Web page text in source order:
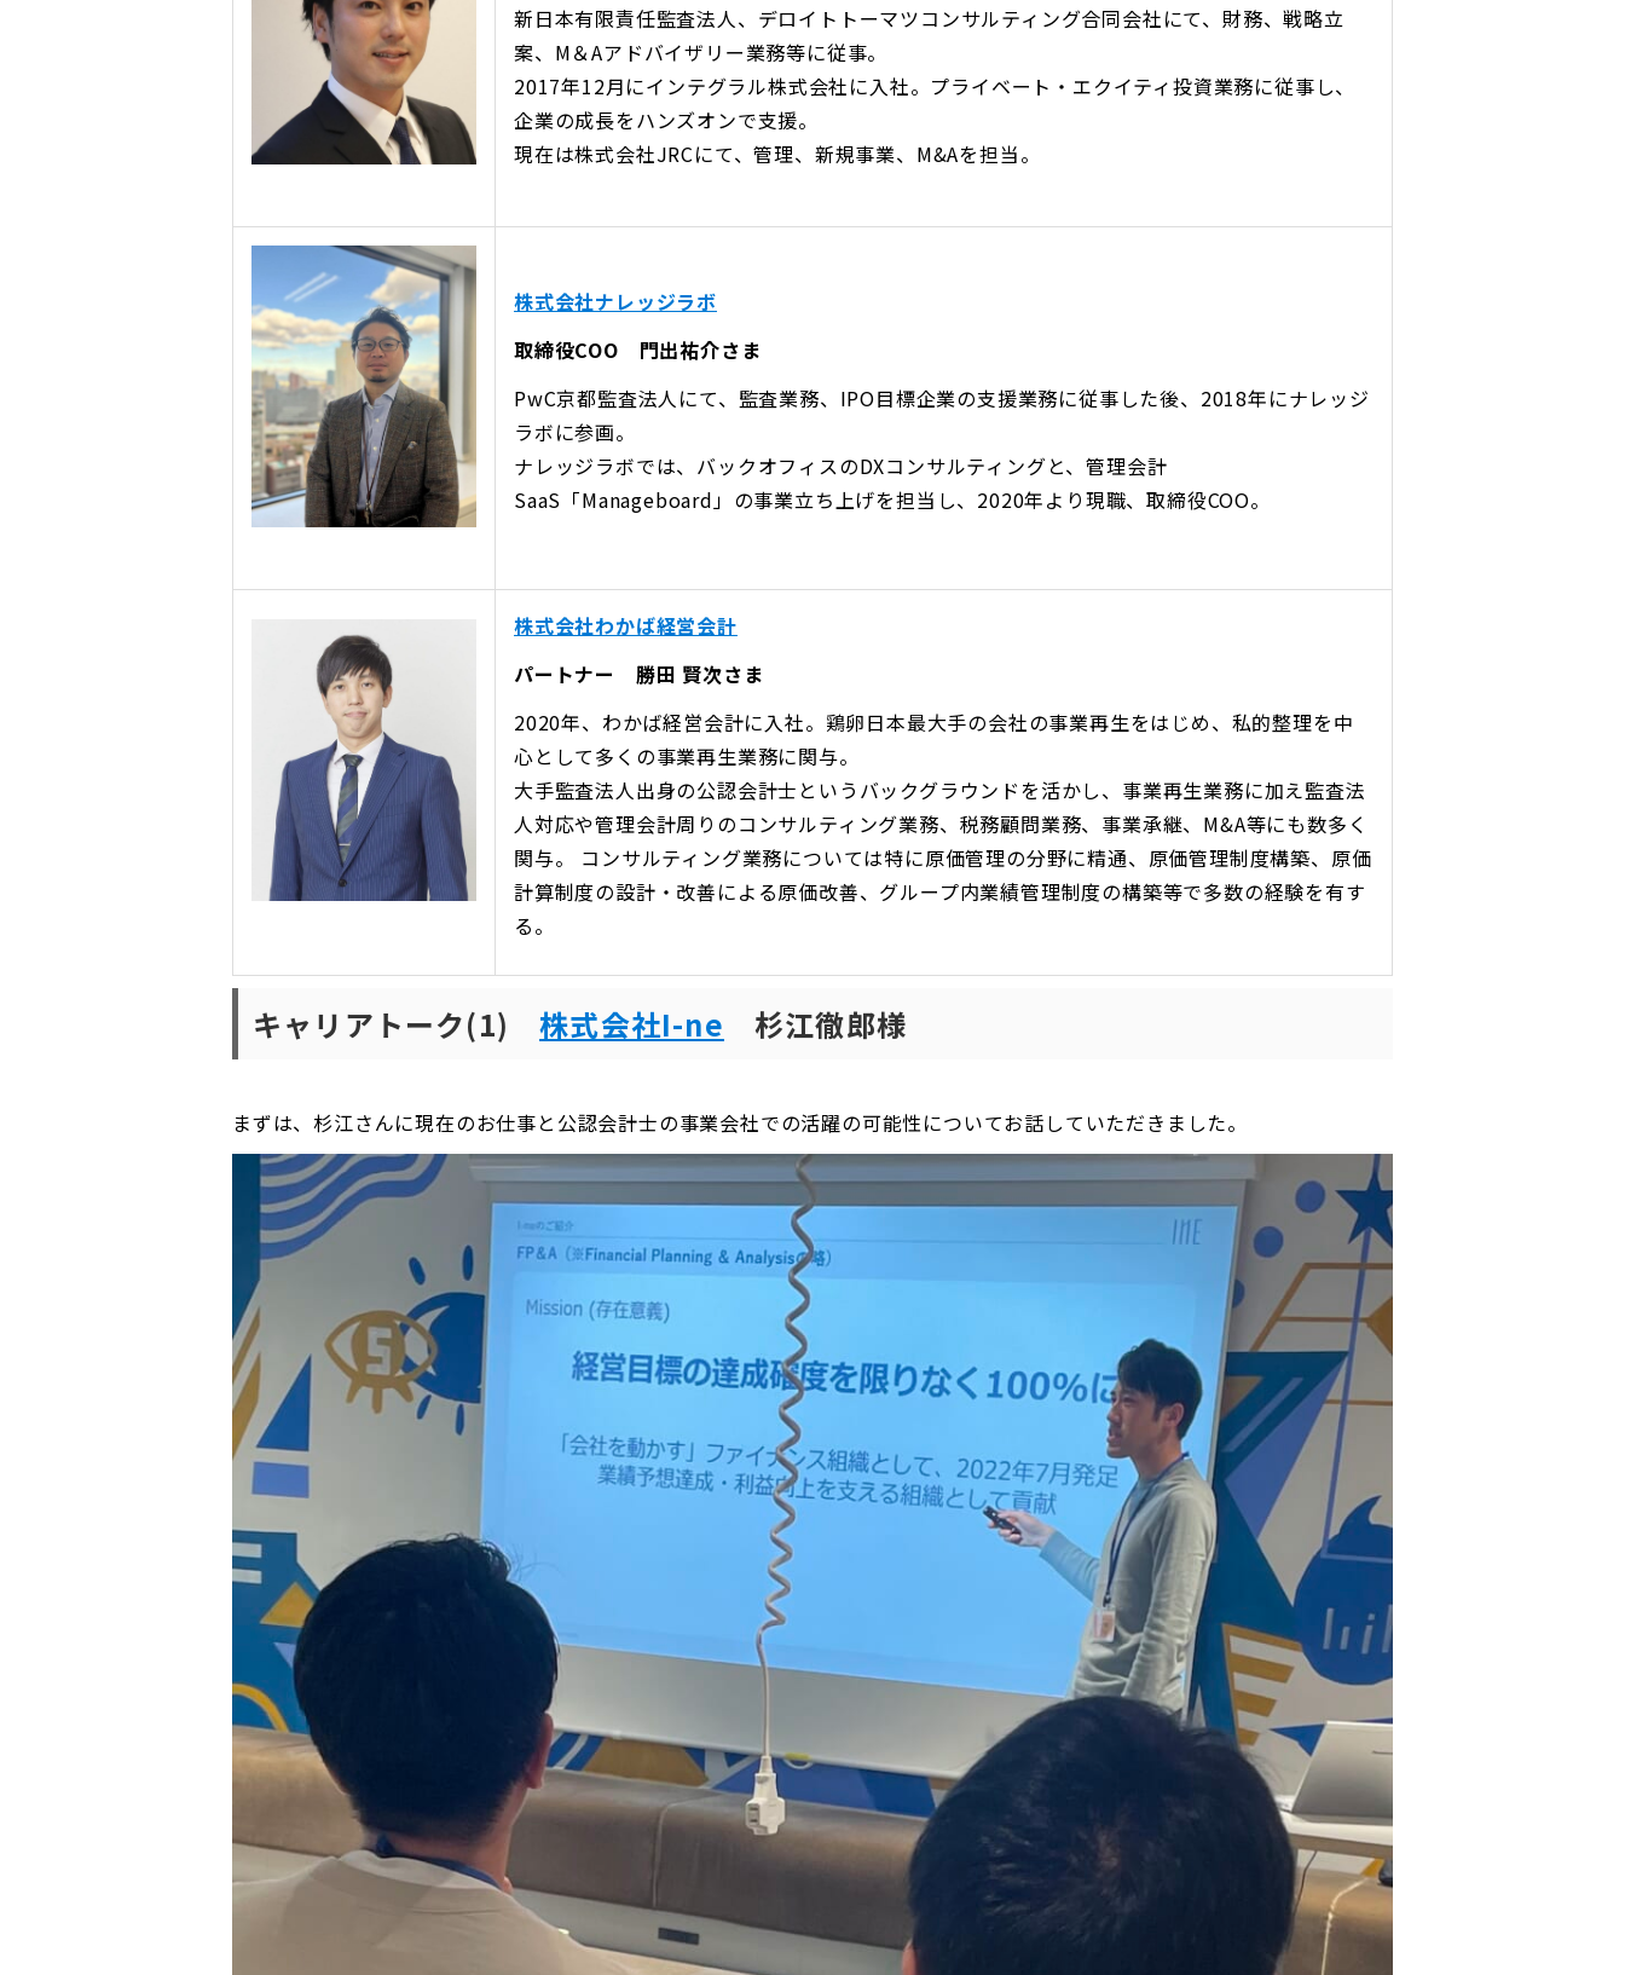
新日本有限責任監査法人、デロイトトーマツコンサルティング合同会社にて、財務、戦略立
案、M＆Aアドバイザリー業務等に従事。
2017年12月にインテグラル株式会社に入社。プライベート・エクイティ投資業務に従事し、
企業の成長をハンズオンで支援。
現在は株式会社JRCにて、管理、新規事業、M&Aを担当。
株式会社ナレッジラボ
取締役COO 門出祐介さま
PwC京都監査法人にて、監査業務、IPO目標企業の支援業務に従事した後、2018年にナレッジ
ラボに参画。
ナレッジラボでは、バックオフィスのDXコンサルティングと、管理会計
SaaS「Manageboard」の事業立ち上げを担当し、2020年より現職、取締役COO。
株式会社わかば経営会計
パートナー 勝田 賢次さま
2020年、わかば経営会計に入社。鶏卵日本最大手の会社の事業再生をはじめ、私的整理を中
心として多くの事業再生業務に関与。
大手監査法人出身の公認会計士というバックグラウンドを活かし、事業再生業務に加え監査法
人対応や管理会計周りのコンサルティング業務、税務顧問業務、事業承継、M&A等にも数多く
関与。 コンサルティング業務については特に原価管理の分野に精通、原価管理制度構築、原価
計算制度の設計・改善による原価改善、グループ内業績管理制度の構築等で多数の経験を有す
る。
キャリアトーク(1)株式会社I-ne 杉江徹郎様
まずは、杉江さんに現在のお仕事と公認会計士の事業会社での活躍の可能性についてお話していただきました。